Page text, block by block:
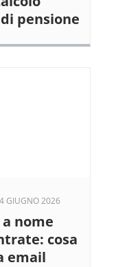
pensione
GIUGNO 2026
nome
cosa
email